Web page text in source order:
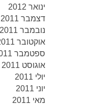
ינואר 2012
דצמבר 2011
נובמבר 2011
אוקטובר 2011
ספטמבר 2011
אוגוסט 2011
יולי 2011
יוני 2011
מאי 2011